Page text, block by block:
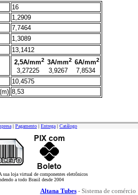
16
1,2909
7,7464
1,3089
13,1412
2,5A/mm2 3A/mm2 6A/mm2
3,27225 3,9267
7,8534
10,4575
8,53
| Pagamento | Entrega | Catálogo
sua loja virtual de componentes eletrônicos
a todo Brasil desde 2004
Altana Tubes- Sistema de comércio